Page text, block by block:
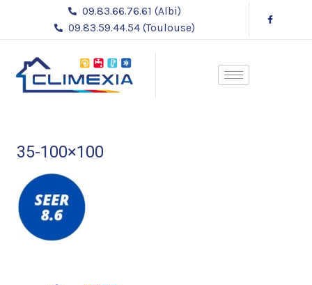
contenu
09.83.66.76.61 (Albi)
09.83.59.44.54 (Toulouse)
35-100×100